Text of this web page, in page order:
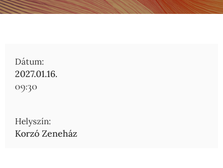
Dátum:
2027.01.16.
09:30
Helyszín:
Korzó Zeneház